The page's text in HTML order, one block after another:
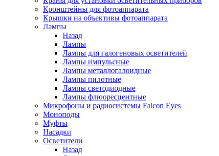
Кронштейны для фотоаппарата
Крышки на объективы фотоаппарата
Лампы
Назад
Лампы
Лампы для галогеновых осветителей
Лампы импульсные
Лампы металлогалоидные
Лампы пилотные
Лампы светодиодные
Лампы флюоресцентные
Микрофоны и радиосистемы Falcon Eyes
Моноподы
Муфты
Насадки
Осветители
Назад